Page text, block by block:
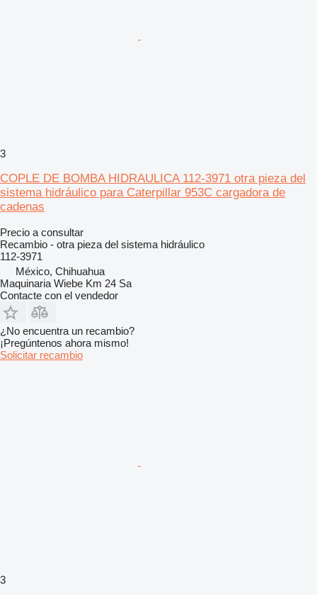
3
COPLE DE BOMBA HIDRAULICA 112-3971 otra pieza del
sistema hidráulico para Caterpillar 953C cargadora de
cadenas
Precio a consultar
Recambio - otra pieza del sistema hidráulico
112-3971
México, Chihuahua
Maquinaria Wiebe Km 24 Sa
Contacte con el vendedor
¿No encuentra un recambio?
¡Pregúntenos ahora mismo!
Solicitar recambio
3